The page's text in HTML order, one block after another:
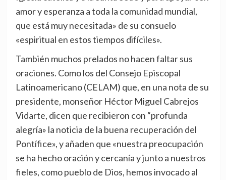
amor y esperanza a toda la comunidad mundial,
que está muy necesitada» de su consuelo
«espiritual en estos tiempos difíciles».
También muchos prelados no hacen faltar sus
oraciones. Como los del Consejo Episcopal
Latinoamericano (CELAM) que, en una nota de su
presidente, monseñor Héctor Miguel Cabrejos
Vidarte, dicen que recibieron con “profunda
alegría» la noticia de la buena recuperación del
Pontífice», y añaden que «nuestra preocupación
se ha hecho oración y cercanía y junto a nuestros
fieles, como pueblo de Dios, hemos invocado al